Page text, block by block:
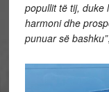
popullit të tij, duke
harmoni dhe
punuar së bashku”